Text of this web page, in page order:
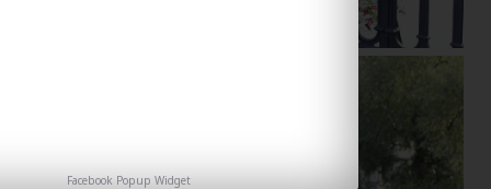
Facebook Popup Widget